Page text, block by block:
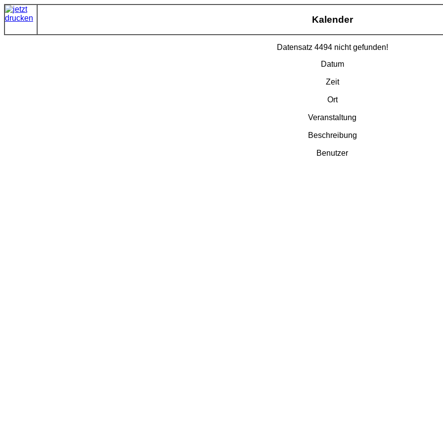
Kalender
Datensatz 4494 nicht gefunden!
Datum
Zeit
Ort
Veranstaltung
Beschreibung
Benutzer